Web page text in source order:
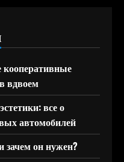
вдвоем
все о
автомобилей
зачем он нужен?